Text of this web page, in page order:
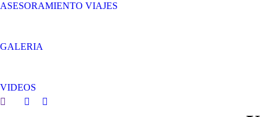
ASESORAMIENTO VIAJES
GALERIA
VIDEOS
Search:
Facebook
Twitter